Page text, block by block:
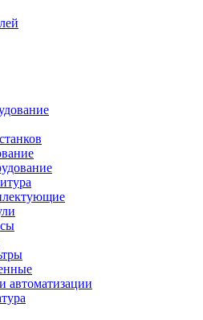
автоматизации